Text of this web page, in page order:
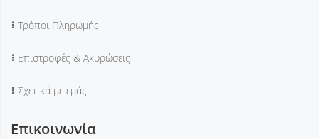
Τρόποι Πληρωμής
Επιστροφές & Ακυρώσεις
Σχετικά με εμάς
Επικοινωνία